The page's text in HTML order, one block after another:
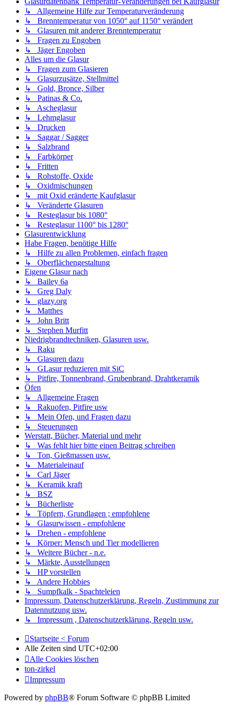
↳ Allgemeine Hilfe zur Temperaturveränderung
↳ Brenntemperatur von 1050° auf 1150° verändert
↳ Glasuren mit anderer Brenntemperatur
↳ Fragen zu Engoben
↳ Jäger Engoben
Alles um die Glasur
↳ Fragen zum Glasieren
↳ Glasurzusätze, Stellmittel
↳ Gold, Bronce, Silber
↳ Patinas & Co.
↳ Ascheglasur
↳ Lehmglasur
↳ Drucken
↳ Saggar / Sagger
↳ Salzbrand
↳ Farbkörper
↳ Fritten
↳ Rohstoffe, Oxide
↳ Oxidmischungen
↳ mit Oxid eränderte Kaufglasur
↳ Veränderte Glasuren
↳ Resteglasur bis 1080°
↳ Resteglasur 1100° bis 1280°
Glasurentwicklung
Habe Fragen, benötige Hilfe
↳ Hilfe zu allen Problemen, einfach fragen
↳ Oberflächengestaltung
Eigene Glasur nach
↳ Bailey 6a
↳ Greg Daly
↳ glazy.org
↳ Matthes
↳ John Britt
↳ Stephen Murfitt
Niedrigbrandtechniken, Glasuren usw.
↳ Raku
↳ Glasuren dazu
↳ GLasur reduzieren mit SiC
↳ Pitfire, Tonnenbrand, Grubenbrand, Drahtkeramik
Öfen
↳ Allgemeine Fragen
↳ Rakuofen, Pitfire usw
↳ Mein Ofen, und Fragen dazu
↳ Steuerungen
Werstatt, Bücher, Material und mehr
↳ Was fehlt hier bitte einen Beitrag schreiben
↳ Ton, Gießmassen usw.
↳ Materialeinauf
↳ Carl Jäger
↳ Keramik kraft
↳ BSZ
↳ Bücherliste
↳ Töpfern, Grundlagen ; empfohlene
↳ Glasurwissen - empfohlene
↳ Drehen - empfohlene
↳ Körper: Mensch und Tier modellieren
↳ Weitere Bücher - n.e.
↳ Märkte, Ausstellungen
↳ HP vorstellen
↳ Andere Hobbies
↳ Sumpfkalk - Spachteleien
Impressum, Datenschutzerklärung, Regeln, Zustimmung zur
Datennutzung usw.
↳ Impressum , Datenschutzerklärung, Regeln usw.
Startseite < Forum
Alle Zeiten sind UTC+02:00
Alle Cookies löschen
ton-zirkel
Impressum
Powered by phpBB® Forum Software © phpBB Limited